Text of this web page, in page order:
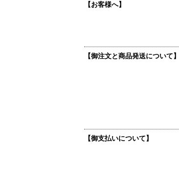
【お客様へ】
【御注文と商品発送について】
【御支払いについて】